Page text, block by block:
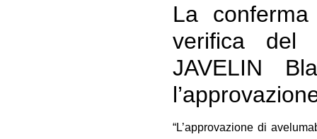
La
verifica del
JAVELIN
“L’approvazione di